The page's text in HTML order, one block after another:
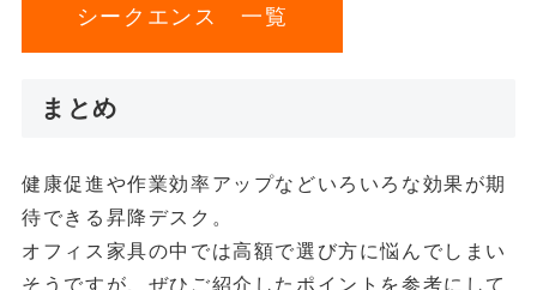
シークエンス 一覧
まとめ
健康促進や作業効率アップなどいろいろな効果が期
待できる昇降デスク。
オフィス家具の中では高額で選び方に悩んでしまい
そうですが、ぜひご紹介したポイントを参考にして